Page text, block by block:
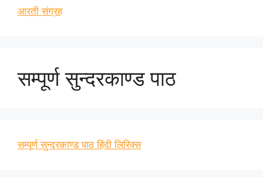
आरती संग्रह
सम्पूर्ण सुन्दरकाण्ड पाठ
सम्पूर्ण सुन्दरकाण्ड पाठ हिंदी लिरिक्स